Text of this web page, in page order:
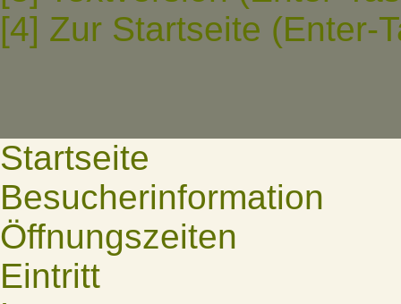
[4] Zur Startseite (Enter-
Startseite
Besucherinformation
Öffnungszeiten
Eintritt